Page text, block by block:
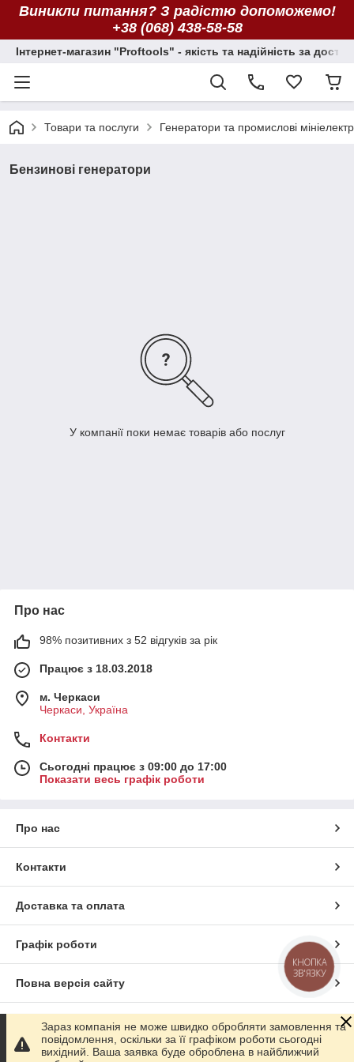
Виникли питання? З радістю допоможемо!
+38 (068) 438-58-58
Інтернет-магазин "Proftools" - якість та надійність за
Товари та послуги Генератори та промислові
Бензинові генератори
У компанії поки немає товарів або послуг
Про нас
98% позитивних з 52 відгуків за рік
Працює з 18.03.2018
м. Черкаси
Черкаси, Україна
Контакти
Сьогодні працює з 09:00 до 17:00
Показати весь графік роботи
Про нас
Контакти
Доставка та оплата
Графік роботи
Повна версія сайту
Сайт створено на маркетплейсіProm.ua
Зараз компанія не може швидко обробляти замовлення та
повідомлення, оскільки за її графіком роботи сьогодні
вихідний. Ваша заявка буде оброблена в найближчий
КНОПКА
ЗВ'ЯЗКУ